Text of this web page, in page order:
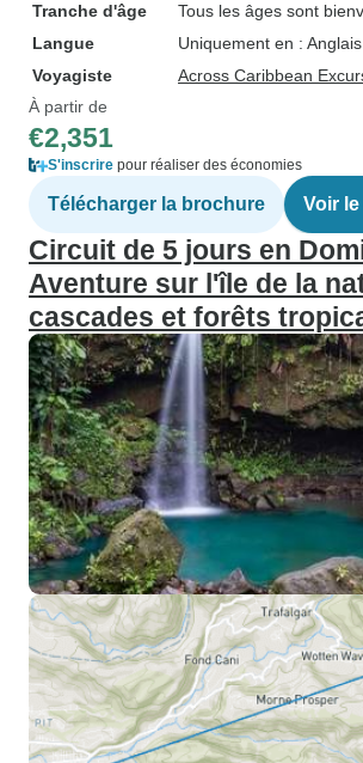
Tranche d'âge
Tous les âges sont
Langue
Uniquement en : Anglais
Voyagiste
Across Caribbean
À partir de
€2,351
S'inscrire pour réaliser des économies
Télécharger la brochure Voir
Circuit de 5 jours en
Aventure sur l'île de la
cascades et forêts